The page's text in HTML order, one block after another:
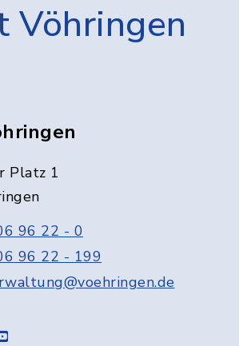
Vöhringen
Platz 1
96 22 - 0
96 22 - 199
youtube